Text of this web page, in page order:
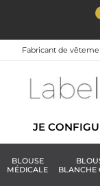
Fabricant de
JE
BLOUSE
MÉDICALE
BLANCHE